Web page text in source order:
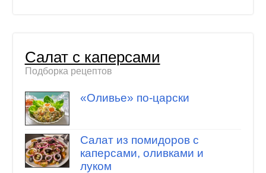
Салат с каперсами
Подборка рецептов
«Оливье» по-царски
Салат из помидоров с
каперсами, оливками и
луком